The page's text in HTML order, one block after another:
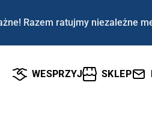
Razem ratujmy niezależne
WESPRZYJ SKLEP